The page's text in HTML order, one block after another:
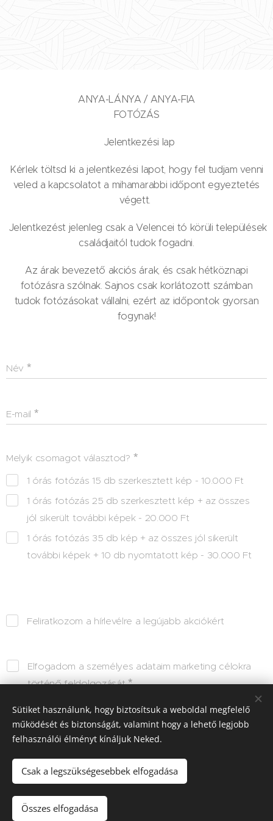
ANYA-LÁNYA / ANYA-FIA
FOTÓZÁS
Jelentkezési lap
Kérlek töltsd ki a jelentkezési lapot, hogy fel tudjam venni
veled a kapcsolatot a mihamarabbi időpont egyeztetés
végett.
Jelentkezést jelenleg csak a Velencei tó körüli települések
családjaitól tudok fogadni.
Az árak bevezető akciós árak, és csak hétköznapi
fotózásra szólnak. Sajnos csak korlátozott számban
tudok fotózásokat vállalni, ezért az időpontok gyorsan
fogynak!
Név
E-mail
Melyik csomagot választod?
1 órás fotózás 15 db szerkesztett kép - 10.000 Ft
1 órás fotózás 25 db szerkesztett kép + az összes
jól sikerült további képek - 20.000 Ft
1 órás fotózás 35 db kép + az összes jól sikerült
további képek + 10 db nyomtatott kép - 30.000 Ft
Feliratkozom a hírlevélre a legújabb akciókért
Elfogadom a személyes adataim marketing célokra
történő feldolgozását
Küldés
Minden jog fenntartva © TIMEARTOTH
Webnode
Sütiket használunk, hogy biztosítsuk a weboldal megfelelő
működését és biztonságát, valamint hogy a lehető legjobb
felhasználói élményt kínáljuk Neked.
Csak a legszükségesebbek elfogadása
Összes elfogadása